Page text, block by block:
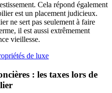
Cela répond également
est un placement judicieux.
ne sert pas seulement à faire
il est aussi extrêmement
vieillesse.
de luxe
: les taxes lors de